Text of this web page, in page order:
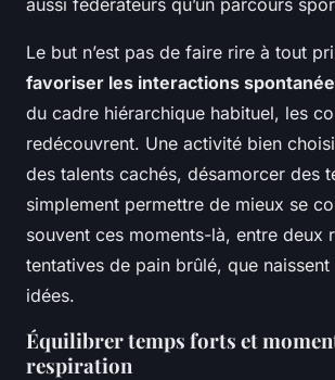
Le but n’est pas de faire rire à tout
favoriser les interactions
du cadre hiérarchique habituel, les
redécouvrent. Une activité bien
des talents cachés, désamorcer des
simplement permettre de mieux se
souvent ces moments-là, entre deux
tentatives de pain brûlé, que naissent
idées.
Équilibrer temps forts et
respiration